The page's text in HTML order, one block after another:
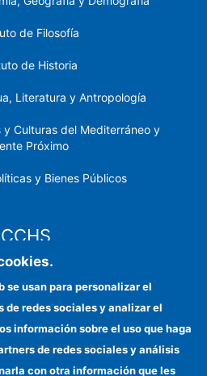
de Filosofía
de Historia
Literatura y Antropología
Culturas del Mediterráneo y
Próximo
y Bienes Públicos
CCHS
institucional
se usan para personalizar el
redes sociales y analizar el
información sobre el uso que haga
de redes sociales y análisis
con otra información que les